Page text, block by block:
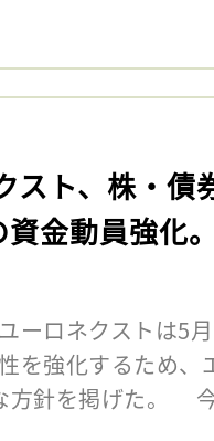
スト、株・債
資金動員強化
ーロネクストは5
を強化するため
方針を掲げた。